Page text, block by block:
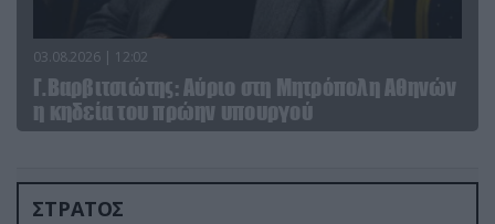
03.08.2026 | 12:02
Γ.Βαρβιτσιώτης: Aύριο στη Μητρόπολη Αθηνών
η κηδεία του πρώην υπουργού
ΣΤΡΑΤΟΣ